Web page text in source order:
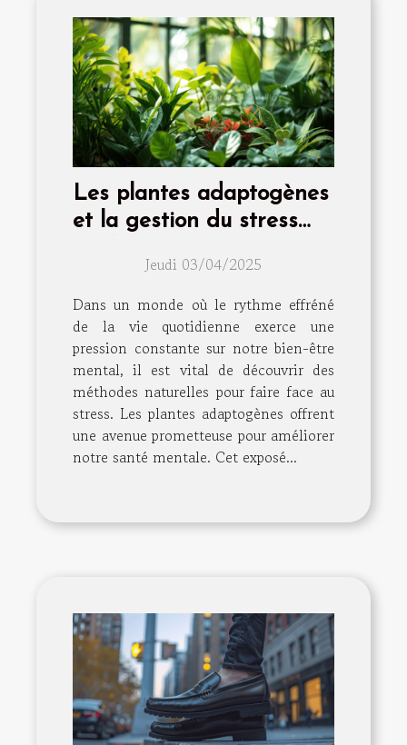
Les plantes adaptogènes
et la gestion du stress
votre santé mentale
Jeudi 03/04/2025
Dans un monde où le rythme effréné
de la vie quotidienne exerce une
pression constante sur notre bien-être
mental, il est vital de découvrir des
méthodes naturelles pour faire face au
stress. Les plantes adaptogènes offrent
une avenue prometteuse pour améliorer
notre santé mentale. Cet exposé...